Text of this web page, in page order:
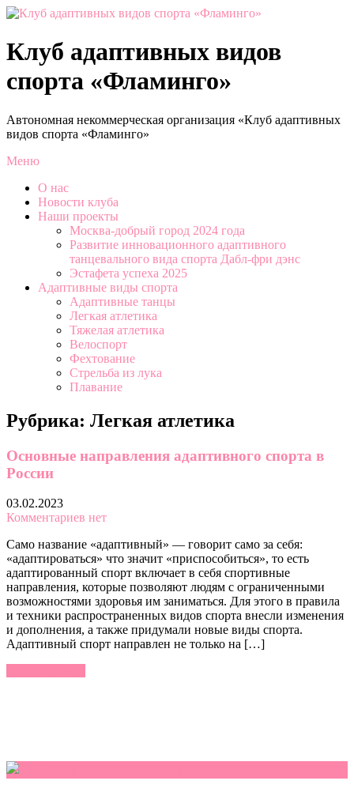
Перейти
содержимому
Клуб адаптивных видов
спорта «Фламинго»
Автономная некоммерческая организация «Клуб адаптивных
видов спорта «Фламинго»
Меню
О нас
Новости клуба
Наши проекты
Москва-добрый город 2024 года
Развитие инновационного адаптивного
танцевального вида спорта Дабл-фри дэнс
Эстафета успеха 2025
Адаптивные виды спорта
Адаптивные танцы
Легкая атлетика
Тяжелая атлетика
Велоспорт
Фехтование
Стрельба из лука
Плавание
Рубрика: Легкая атлетика
Основные направления адаптивного спорта в
России
03.02.2023
Комментариев нет
Само название «адаптивный» — говорит само за себя:
«адаптироваться» что значит «приспособиться», то есть
адаптированный спорт включает в себя спортивные
направления, которые позволяют людям с ограниченными
возможностями здоровья им заниматься. Для этого в правила
и техники распространенных видов спорта внесли изменения
и дополнения, а также придумали новые виды спорта.
Адаптивный спорт направлен не только на […]